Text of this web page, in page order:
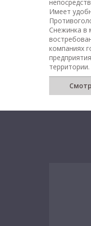
Имеет
Снежинка в
компаниях
территории.